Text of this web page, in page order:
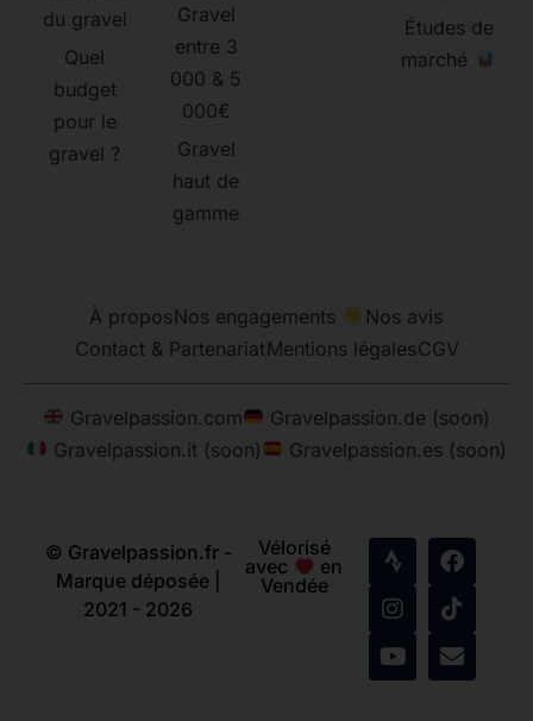
du gravel
Quel
budget
pour le
gravel ?
Gravel
entre 3
000 & 5
000€
Gravel
haut de
gamme
Études de
marché
À propos Nos engagements
Nos avis
Contact & Partenariat Mentions légalesCGV
Gravelpassion.com
Gravelpassion.de (soon)
Gravelpassion.it (soon)
Gravelpassion.es (soon)
© Gravelpassion.fr -
Marque déposée |
2021 - 2026
Vélorisé
avec
en
Vendée